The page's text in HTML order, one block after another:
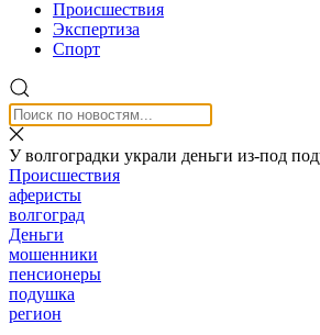
Происшествия
Экспертиза
Спорт
У волгоградки украли деньги из-под
Происшествия
аферисты
волгоград
Деньги
мошенники
пенсионеры
подушка
регион